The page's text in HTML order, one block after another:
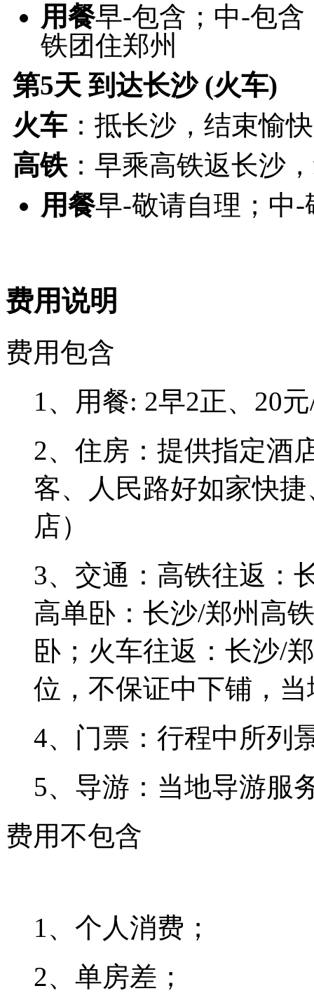
用餐早-包含；中-包
铁团住郑州
第5天 到达长沙 (火车)
火车：抵长沙，结束愉
高铁： 早乘高铁返长沙
用餐早-敬请自理；中
费用说明
费用包含
1、用餐: 2早2正、20
2、住房：提供指定酒
客、人民路好如家快
店）
3、交通：高铁往返：
高单卧：长沙/郑州高
卧；火车往返：长沙/
位，不保证中下铺，
4、门票：行程中所列
5、导游：当地导游服
费用不包含
1、个人消费；
2、单房差；